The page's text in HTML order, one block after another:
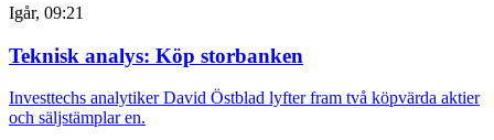
Igår, 09:21
Teknisk analys: Köp storbanken
Investtechs analytiker David Östblad lyfter fram två köpvärda aktier
och säljstämplar en.